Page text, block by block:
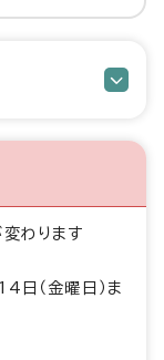
わります
日（金曜日）ま